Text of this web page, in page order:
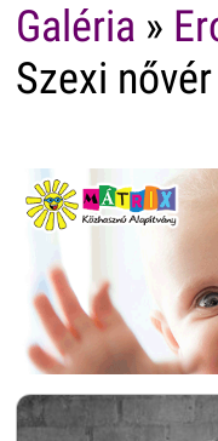
Galéria »
Szexi nővér